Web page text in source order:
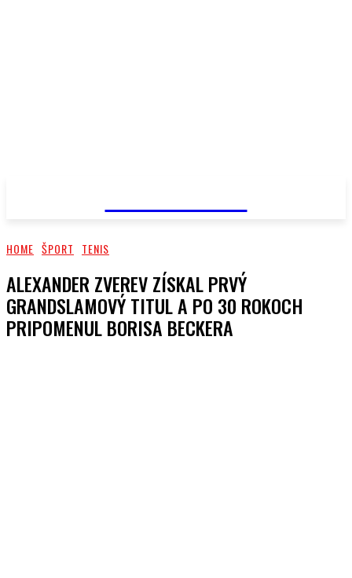
HOME ŠPORT TENIS
ALEXANDER ZVEREV ZÍSKAL PRVÝ
GRANDSLAMOVÝ TITUL A PO 30 ROKOCH
PRIPOMENUL BORISA BECKERA